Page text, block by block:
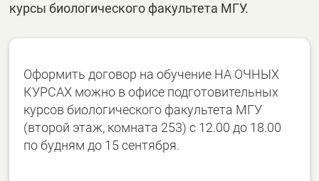
курсы биологического факультета МГУ.
Оформить договор на обучение НА ОЧНЫХ
КУРСАХ можно в офисе подготовительных
курсов биологического факультета МГУ
(второй этаж, комната 253) с 12.00 до 18.00
по будням до 15 сентября.